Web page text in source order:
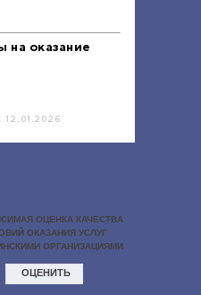
на оказание